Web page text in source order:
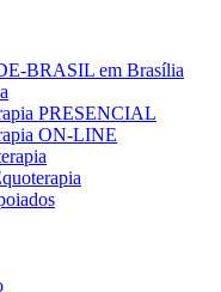
BRASIL em Brasília
PRESENCIAL
ON-LINE